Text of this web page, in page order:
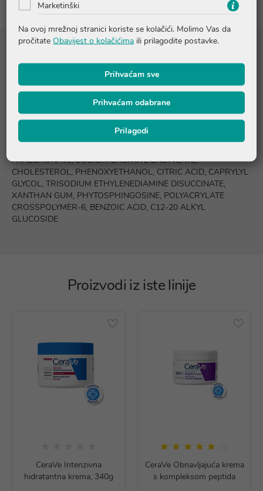
Sastojci
AQUA / WATER / EAU, NIACINAMIDE, GLYCERIN, CETEARYL
ISONONANOATE, C14-22 ALCOHOLS, ISOPROPYL
MYRISTATE, ZEA MAYS STARCH / CORN STARCH, CERAMIDE
NP, CERAMIDE AP, CERAMIDE EOP, CARBOMER, CETEARYL
ALCOHOL, BEHENTRIMONIUM METHOSULFATE, TRIETHYL
HYALURONATE, SODIUM LAUROYL LACTYLATE,
CHOLESTEROL, PHENOXYETHANOL, CITRIC ACID, CAPRYLYL
GLYCOL, TRISODIUM ETHYLENEDIAMINE DISUCCINATE,
XANTHAN GUM, PHYTOSPHINGOSINE, POLYACRYLATE
CROSSPOLYMER-6, BENZOIC ACID, C12-20 ALKYL
GLUCOSIDE
Proizvodi iz iste linije
CeraVe Intenzivna
hidratantna krema, 340g
CeraVe Obnavljajuća krema
s kompleksom peptida
Marketinški
Na ovoj mrežnoj stranici koriste se kolačići. Molimo Vas da
pročitate Obavijest o kolačićima ili prilagodite postavke.
Prihvaćam sve
Prihvaćam odabrane
Prilagodi